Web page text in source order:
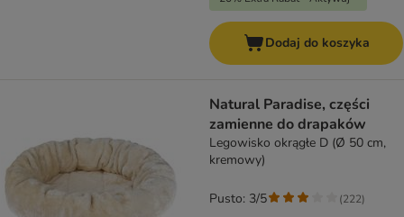
Dodaj do koszyka
Natural Paradise, części
zamienne do drapaków
Legowisko okrągłe D (Ø 50 cm,
kremowy)
Pusto: 3/5 (222)